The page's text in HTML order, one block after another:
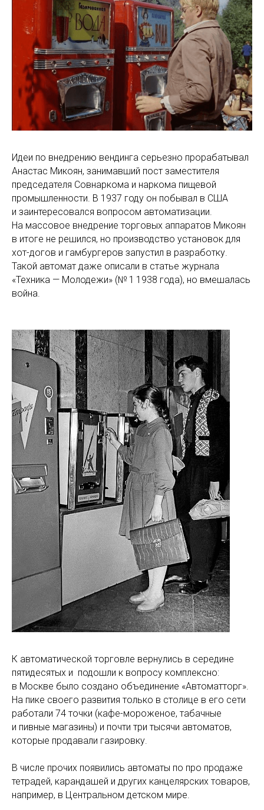
Идеи по внедрению вендинга серьезно прорабатывал
Анастас Микоян, занимавший пост заместителя
председателя Совнаркома и наркома пищевой
промышленности. В 1937 году он побывал в США
и заинтересовался вопросом автоматизации.
На массовое внедрение торговых аппаратов Микоян
в итоге не решился, но производство установок для
хот-догов и гамбургеров запустил в разработку.
Такой автомат даже описали в статье журнала
«Техника — Молодежи» (№ 1 1938 года), но вмешалась
война.
К автоматической торговле вернулись в середине
пятидесятых и подошли к вопросу комплексно:
в Москве было создано объединение «Автоматторг».
На пике своего развития только в столице в его сети
работали 74 точки (кафе-мороженое, табачные
и пивные магазины) и почти три тысячи автоматов,
которые продавали газировку.
В числе прочих появились автоматы по про продаже
тетрадей, карандашей и других канцелярских товаров,
например, в Центральном детском мире.